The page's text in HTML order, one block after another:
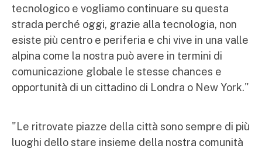
tecnologico e vogliamo continuare su questa
strada perché oggi, grazie alla tecnologia, non
esiste più centro e periferia e chi vive in una valle
alpina come la nostra può avere in termini di
comunicazione globale le stesse chances e
opportunità di un cittadino di Londra o New York."
"Le ritrovate piazze della città sono sempre di più
luoghi dello stare insieme della nostra comunità